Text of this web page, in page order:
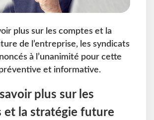
plus sur les comptes et la
de l’entreprise, les syndicats
à l’unanimité pour cette
et informative.
plus sur les
et la stratégie future